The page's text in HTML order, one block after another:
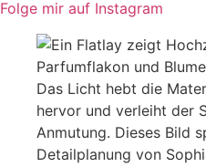
Folge mir auf Instagram